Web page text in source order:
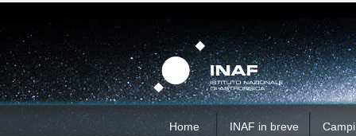
contenuti.
Salta
alla
navigazione
Home INAF in breve